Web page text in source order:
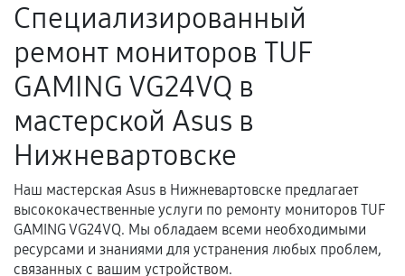
Поломка установленной детали при
нормальной эксплуатации в течение
гарантийного срока.
Несоответствие комплектующей заявленным
техническим характеристикам.
Документы для подтверждения
гарантии
Гарантийный талон.
Специализированный
ремонт мониторов TUF
GAMING VG24VQ в
мастерской Asus в
Нижневартовске
Наш мастерская Asus в Нижневартовске предлагает
высококачественные услуги по ремонту мониторов TUF
GAMING VG24VQ. Мы обладаем всеми необходимыми
ресурсами и знаниями для устранения любых проблем,
связанных с вашим устройством.